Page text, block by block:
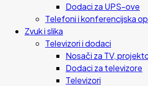
Dodaci za UPS-ove
Telefoni i konferencijska
Zvuk i slika
Televizori i dodaci
Nosači za TV,
Dodaci za televizore
Televizori